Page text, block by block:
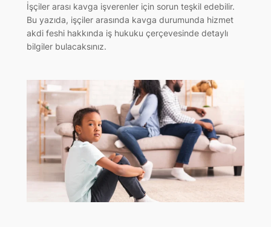
İşçiler arası kavga işverenler için sorun teşkil edebilir.
Bu yazıda, işçiler arasında kavga durumunda hizmet
akdi feshi hakkında iş hukuku çerçevesinde detaylı
bilgiler bulacaksınız.